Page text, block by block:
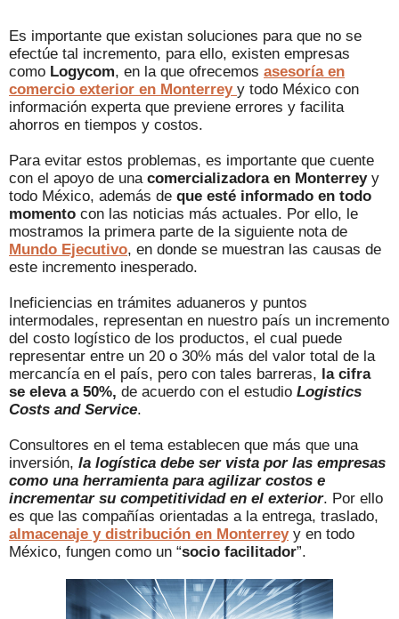
Es importante que existan soluciones para que no se
efectúe tal incremento, para ello, existen empresas
como Logycom, en la que ofrecemos asesoría en
comercio exterior en Monterrey y todo México con
información experta que previene errores y facilita
ahorros en tiempos y costos.
Para evitar estos problemas, es importante que cuente
con el apoyo de una comercializadora en Monterreyy
todo México, además de que esté informado en todo
momento con las noticias más actuales. Por ello, le
mostramos la primera parte de la siguiente nota de
Mundo Ejecutivo, en donde se muestran las causas de
este incremento inesperado.
Ineficiencias en trámites aduaneros y puntos
intermodales, representan en nuestro país un incremento
del costo logístico de los productos, el cual puede
representar entre un 20 o 30% más del valor total de la
mercancía en el país, pero con tales barreras, la cifra
se eleva a 50%, de acuerdo con el estudio Logistics
Costs and Service.
Consultores en el tema establecen que más que una
inversión, la logística debe ser vista por las empresas
como una herramienta para agilizar costos e
incrementar su competitividad en el exterior. Por ello
es que las compañías orientadas a la entrega, traslado,
almacenaje y distribución en Monterreyy en todo
México, fungen como un “socio facilitador”.